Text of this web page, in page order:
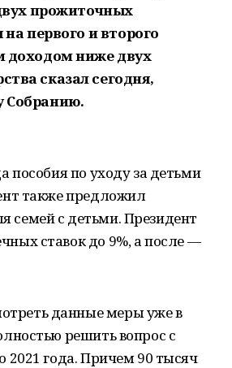
прожиточных
первого и второго
доходом ниже двух
сказал сегодня,
Собранию.
пособия по уходу за детьми
также предложил
семей с детьми. Президент
ставок до 9%, а после —
данные меры уже в
решить вопрос с
2021 года. Причем 90 тысяч